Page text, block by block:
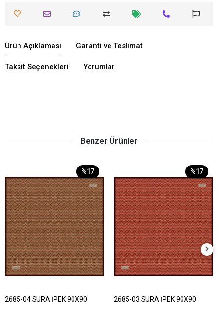
Ürün Açıklaması Garanti ve Teslimat
Taksit Seçenekleri Yorumlar
Benzer Ürünler
%17
2685-04 SURA İPEK 90X90
%17
2685-03 SURA İPEK 90X90